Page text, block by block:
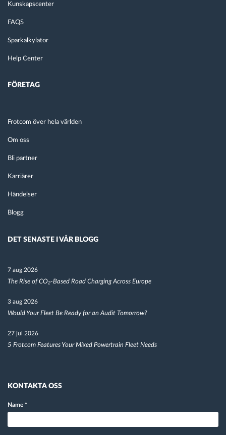
Kunskapscenter
FAQS
Sparkalkylator
Help Center
FÖRETAG
Frotcom över hela världen
Om oss
Bli partner
Karriärer
Händelser
Blogg
DET SENASTE I VÅR BLOGG
7 aug 2026
The Rise of CO₂-Based Road Charging Across Europe
3 aug 2026
Would Your Fleet Be Ready for an Audit Tomorrow?
27 jul 2026
5 Frotcom Features Your Mixed Powertrain Fleet Needs
KONTAKTA OSS
Name *